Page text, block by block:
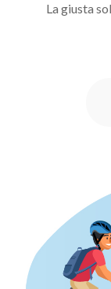
La giusta